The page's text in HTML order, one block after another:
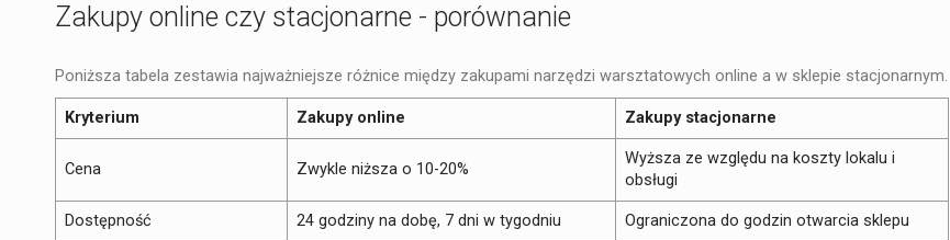
Zakupy online czy stacjonarne - porównanie
Poniższa tabela zestawia najważniejsze różnice między zakupami narzędzi warsztatowych online a w sklepie stacjonarnym.
Kryterium Zakupy online Zakupy stacjonarne
Cena Zwykle niższa o 10-20%
Wyższa ze względu na koszty lokalu i
obsługi
Dostępność 24 godziny na dobę, 7 dni w tygodniu Ograniczona do godzin otwarcia sklepu